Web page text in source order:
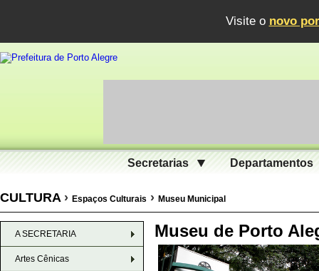
Visite o novo
Secretarias Departamentos
CULTURA› Espaços Culturais › Museu Municipal
A SECRETARIA
Artes Cênicas
Museu de Porto